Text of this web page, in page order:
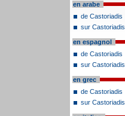
en arabe
de Castoriadis
sur Castoriadis
en espagnol
de Castoriadis
sur Castoriadis
en grec
de Castoriadis
sur Castoriadis